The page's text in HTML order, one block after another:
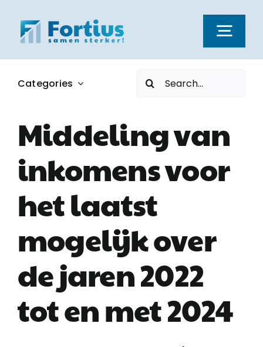
naar
inhoud
Kernwaarden
Dienstverlening
Nieuws
Vacatures
Over ons
Categories
Zoeken
naar:
Middeling van
inkomens voor
het laatst
mogelijk over
de jaren 2022
tot en met 2024